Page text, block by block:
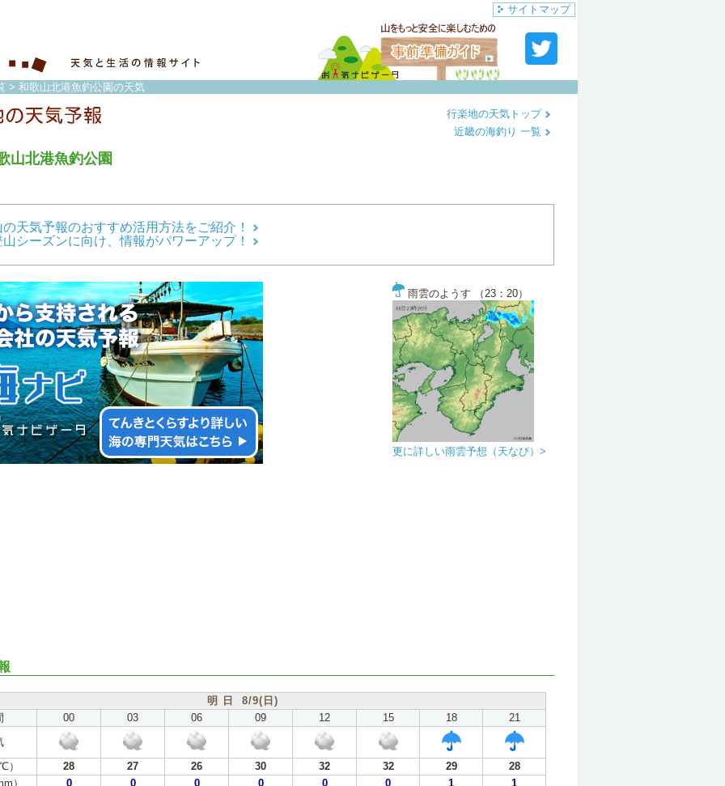
サイトマップ
> 和歌山北港魚釣公園の天気
山北港魚釣公園
行楽地の天気トップ
近畿の海釣り 一覧
天気予報のおすすめ活用方法をご紹介！
シーズンに向け、情報がパワーアップ！
雨雲のようす （23：20）
更に詳しい雨雲予想（天なび）>
明 日 8/9(日)
00 03 06 09 12 15 18
21
28 27 26 30 32 32 29
28
）
0 0 0 0 0 0 1
1